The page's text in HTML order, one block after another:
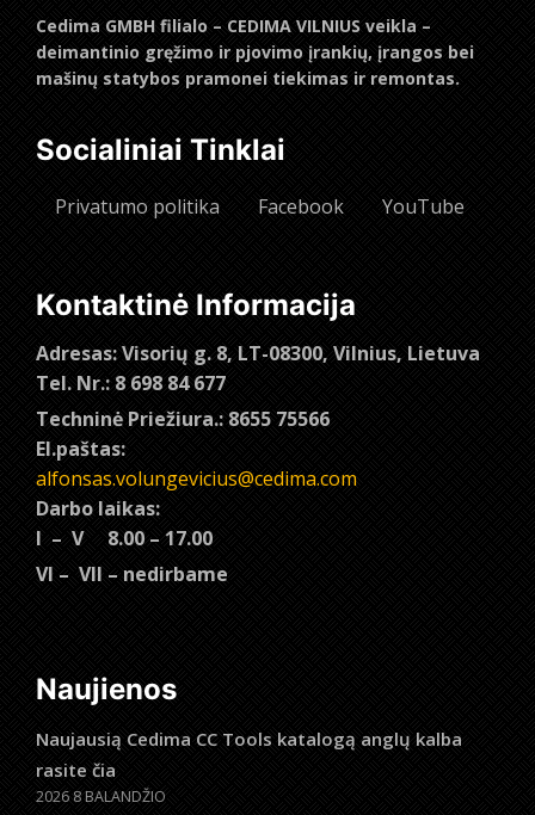
Cedima GMBH filialo – CEDIMA VILNIUS veikla –
deimantinio gręžimo ir pjovimo įrankių, įrangos bei
mašinų statybos pramonei tiekimas ir remontas.
Socialiniai Tinklai
Privatumo politika Facebook YouTube
Kontaktinė Informacija
Adresas: Visorių g. 8, LT-08300, Vilnius, Lietuva
Tel. Nr.: 8 698 84 677
Techninė Priežiura.: 8655 75566
El.paštas:
alfonsas.volungevicius@cedima.com
Darbo laikas:
I – V 8.00 – 17.00
VI – VII – nedirbame
Naujienos
Naujausią Cedima CC Tools katalogą anglų kalba
rasite čia
2026 8 BALANDŽIO